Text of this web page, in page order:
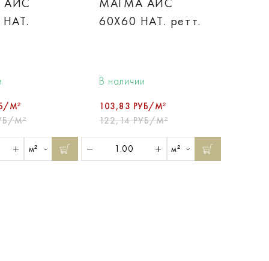
АЙС
НАТ.
М²
М²
м²
МАГМА АЙС
60X60 НАТ. ретт.
В наличии
103,83 РУБ/М²
122,14 РУБ/М²
м²